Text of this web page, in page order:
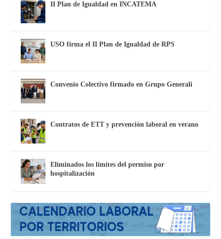
II Plan de Igualdad en INCATEMA
USO firma el II Plan de Igualdad de RPS
Convenio Colectivo firmado en Grupo Generali
Contratos de ETT y prevención laboral en verano
Eliminados los límites del permiso por
hospitalización